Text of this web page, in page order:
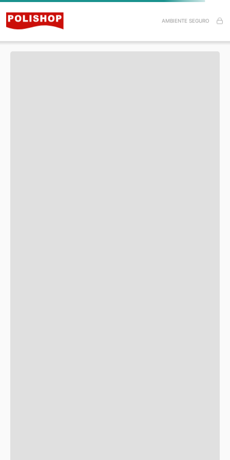
AMBIENTE SEGURO
Especificações do Produto
Itens inclusos